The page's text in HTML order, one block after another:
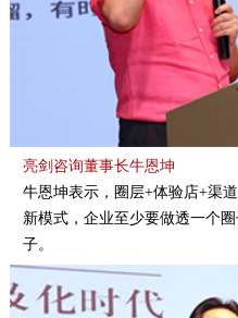
亮剑咨询董事长牛恩坤
牛恩坤表示，圈层+体验店+渠
新模式，企业至少要做透一个
子。